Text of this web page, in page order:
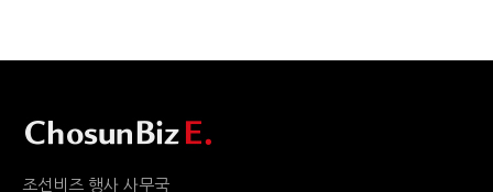
조선비즈 행사 사무국